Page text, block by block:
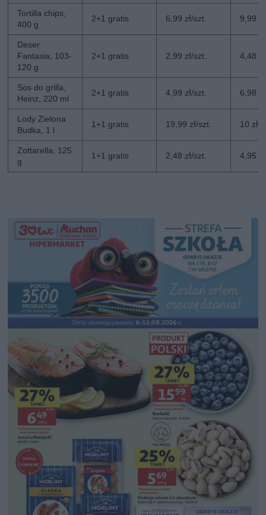
Tortilla chips,
400 g
2+1 gratis 6,99 zł/szt. 9,99
Deser
Fantasia, 103-
120 g
2+1 gratis 2,99 zł/szt. 4,48
Sos do grilla,
Heinz, 220 ml
2+1 gratis 4,99 zł/szt. 6,98
Lody Zielona
Budka, 1 l
1+1 gratis 19,99 zł/szt. 10 zł/
Zottarella, 125
g
1+1 gratis 2,48 zł/szt. 4,95